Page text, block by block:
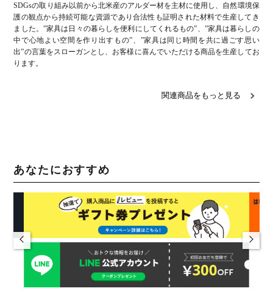
SDGsの取り組み以前から北米産のアルダー材を主材に使用し、自然環境保
護の観点から持続可能な資源であり合法性も証明された材料で生産してき
ました。”家具は日々の暮らしを便利にしてくれるもの”、”家具は暮らしの
中で心地よい空間を作り出すもの”、”家具は同じ時間を共に過ごす思い
出”の言葉をスローガンとし、お客様に喜んでいただける商品を生産してお
ります。
関連商品をもっと見る
あなたにおすすめ